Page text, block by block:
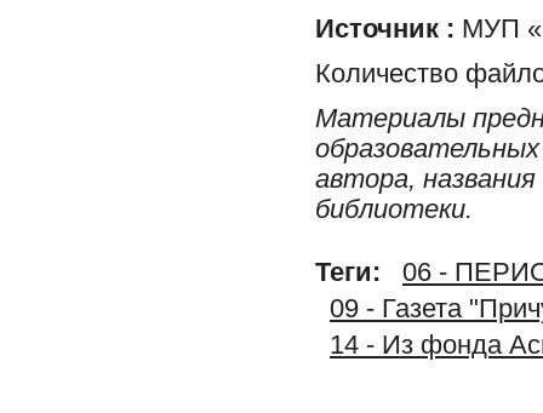
Источник : МУП
Количество
Материалы
автора,
библиотеки.
Теги:
06 -
09 - Газета
14 - Из фонда